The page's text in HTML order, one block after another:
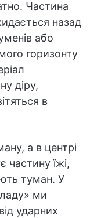
Частина
назад
або
горизонту
діру,
в
а в центрі
частину їжі,
туман. У
ми
ударних